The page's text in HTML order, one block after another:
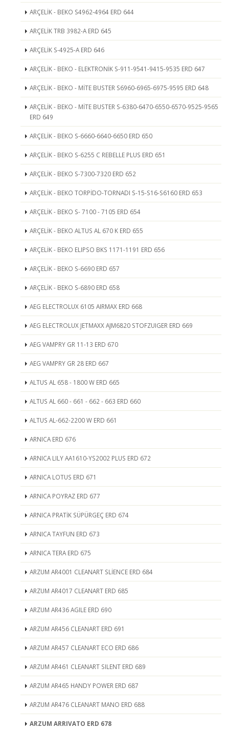
ARÇELİK - BEKO S4962-4964 ERD 644
ARÇELİK TRB 3982-A ERD 645
ARÇELİK S-4925-A ERD 646
ARÇELİK - BEKO - ELEKTRONİK S-911-9541-9415-9535 ERD 647
ARÇELİK - BEKO - MİTE BUSTER S6960-6965-6975-9595 ERD 648
ARÇELİK - BEKO - MİTE BUSTER S-6380-6470-6550-6570-9525-9565
ERD 649
ARÇELİK - BEKO S-6660-6640-6650 ERD 650
ARÇELİK - BEKO S-6255 C REBELLE PLUS ERD 651
ARÇELİK - BEKO S-7300-7320 ERD 652
ARÇELİK - BEKO TORPİDO-TORNADI S-15-S16-S6160 ERD 653
ARÇELİK - BEKO S- 7100 - 7105 ERD 654
ARÇELİK - BEKO ALTUS AL 670 K ERD 655
ARÇELİK - BEKO ELIPSO BKS 1171-1191 ERD 656
ARÇELİK - BEKO S-6690 ERD 657
ARÇELİK - BEKO S-6890 ERD 658
AEG ELECTROLUX 6105 AIRMAX ERD 668
AEG ELECTROLUX JETMAXX AJM6820 STOFZUIGER ERD 669
AEG VAMPRY GR 11-13 ERD 670
AEG VAMPRY GR 28 ERD 667
ALTUS AL 658 - 1800 W ERD 665
ALTUS AL 660 - 661 - 662 - 663 ERD 660
ALTUS AL-662-2200 W ERD 661
ARNICA ERD 676
ARNICA LILY AA1610-YS2002 PLUS ERD 672
ARNICA LOTUS ERD 671
ARNICA POYRAZ ERD 677
ARNICA PRATİK SÜPÜRGEÇ ERD 674
ARNICA TAYFUN ERD 673
ARNICA TERA ERD 675
ARZUM AR4001 CLEANART SLİENCE ERD 684
ARZUM AR4017 CLEANART ERD 685
ARZUM AR436 AGILE ERD 690
ARZUM AR456 CLEANART ERD 691
ARZUM AR457 CLEANART ECO ERD 686
ARZUM AR461 CLEANART SILENT ERD 689
ARZUM AR465 HANDY POWER ERD 687
ARZUM AR476 CLEANART MANO ERD 688
ARZUM ARRIVATO ERD 678